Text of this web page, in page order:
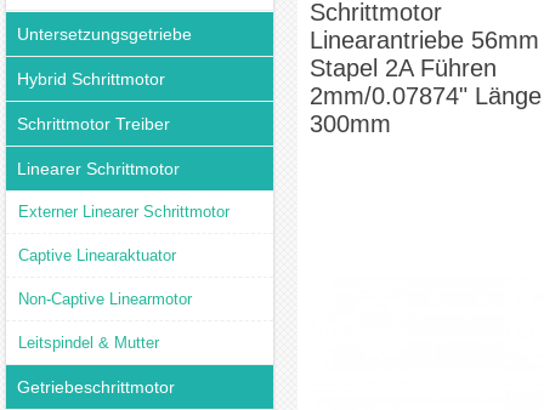
Untersetzungsgetriebe
Hybrid Schrittmotor
Schrittmotor Treiber
Linearer Schrittmotor
Externer Linearer Schrittmotor
Captive Linearaktuator
Non-Captive Linearmotor
Leitspindel & Mutter
Getriebeschrittmotor
Schrittmotor
Linearantriebe 56mm
Stapel 2A Führen
2mm/0.07874" Länge
300mm